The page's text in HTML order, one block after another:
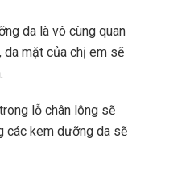
da là vô cùng quan
da mặt của chị em sẽ
lỗ chân lông sẽ
các kem dưỡng da sẽ